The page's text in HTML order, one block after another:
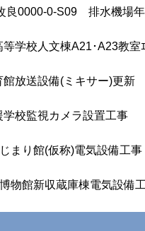
良0000-0-S09 排水機場
学校人文棟A21･A23教室
放送設備(ミキサー)更新
校監視カメラ設置工事
まり館(仮称)電気設備工事
物館新収蔵庫棟電気設備